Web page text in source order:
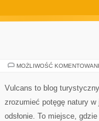
MOŻLIWOŚĆ
Vulcans to blog
zrozumieć potęgę natury w
odsłonie. To miejsce,